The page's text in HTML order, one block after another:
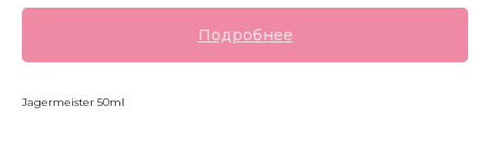
Подробнее
Jagermeister 50ml